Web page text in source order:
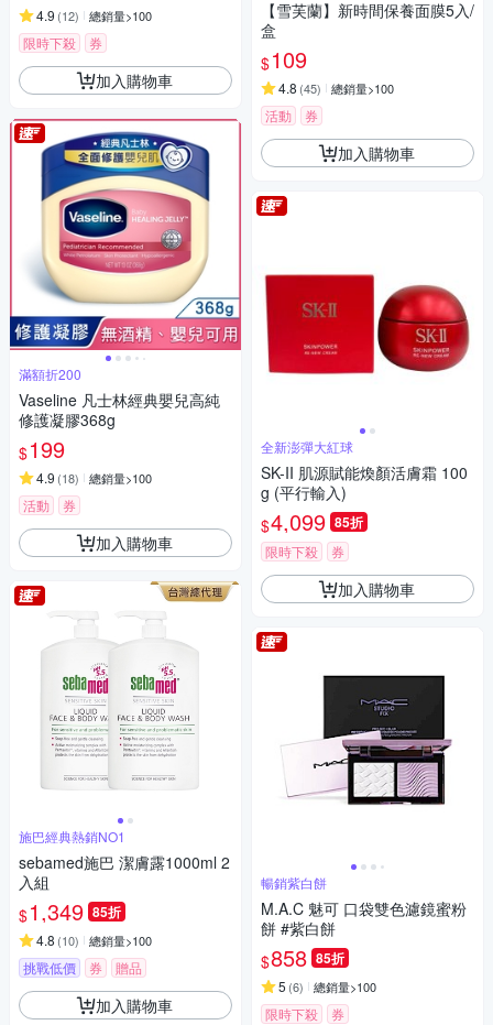
4.9 (12) 總銷量>100
限時下殺 券
加入購物車
滿額折200
Vaseline 凡士林經典嬰兒高純
修護凝膠368g
$199
4.9 (18) 總銷量>100
活動 券
加入購物車
施巴經典熱銷NO1
sebamed施巴 潔膚露1000ml 2
入組
$1,349 85折
4.8 (10) 總銷量>100
挑戰低價 券 贈品
加入購物車
【雪芙蘭】新時間保養面膜5入/
盒
$109
4.8 (45) 總銷量>100
活動 券
加入購物車
全新澎彈大紅球
SK-II 肌源賦能煥顏活膚霜 100
g (平行輸入)
$4,099 85折
限時下殺 券
加入購物車
暢銷紫白餅
M.A.C 魅可 口袋雙色濾鏡蜜粉
餅 #紫白餅
$858 85折
5 (6) 總銷量>100
限時下殺 券